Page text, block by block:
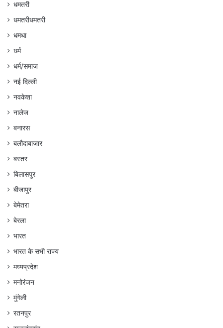
धमतरी
धमतरीधमतरी
धमधा
धर्म
धर्म/समाज
नई दिल्ली
नवकेशा
नालेज
बनारस
बलौदाबाजार
बस्तर
बिलासपुर
बीजापुर
बेमेतरा
बेरला
भारत
भारत के सभी राज्य
मध्यप्रदेश
मनोरंजन
मुंगेली
रतनपुर